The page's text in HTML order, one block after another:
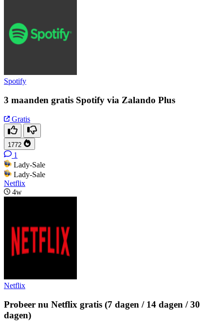
Spotify
3 maanden gratis Spotify via Zalando Plus
Gratis
1772
1
Lady-Sale
Lady-Sale
Netflix
4w
Netflix
Probeer nu Netflix gratis (7 dagen / 14 dagen / 30
dagen)